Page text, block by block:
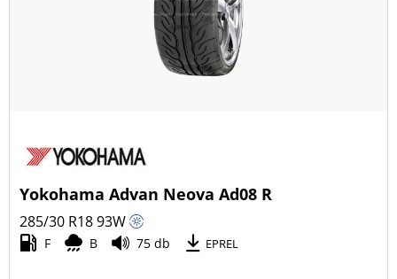
Yokohama Advan Neova Ad08 R
285/30 R1893W
F B 75 db EPREL